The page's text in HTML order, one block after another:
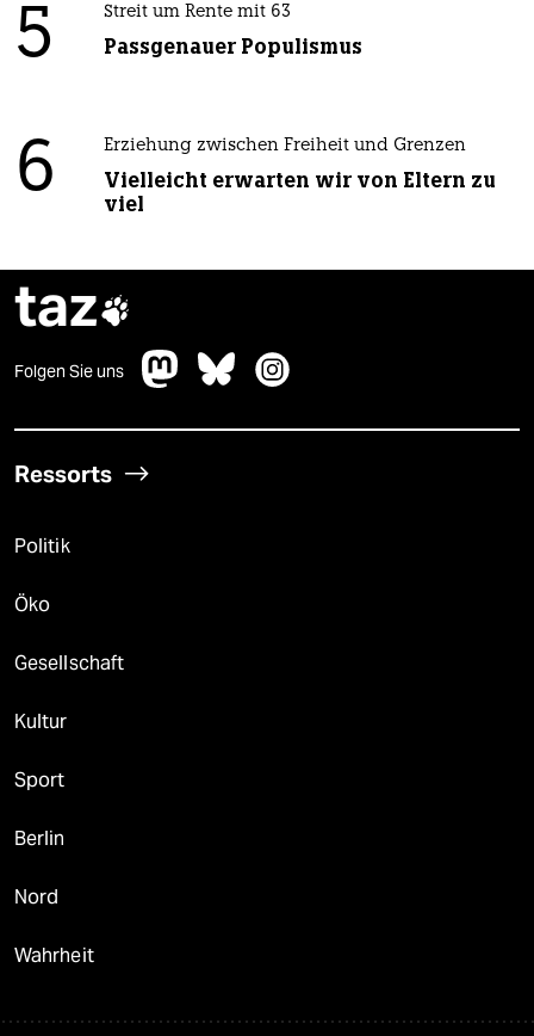
5 Streit um Rente mit 63
Passgenauer Populismus
6 Erziehung zwischen Freiheit und Grenzen
Vielleicht erwarten wir von Eltern zu
viel
taz
Folgen Sie uns
Ressorts
Politik
Öko
Gesellschaft
Kultur
Sport
Berlin
Nord
Wahrheit